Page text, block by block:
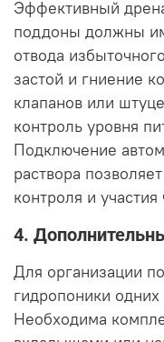
Эффективный
поддоны должны
отвода
застой и гниение
клапанов или
контроль уровня
Подключение
раствора
контроля и участия
4.
Для организации
гидропоники
Необходима